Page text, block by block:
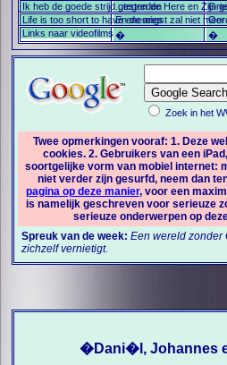
Ik heb de goede strijd gestreden...tegen de Here en Zijn
Life is too short to have enemies
En de angst zal niet
Links naar videofilms � �
Zoek in het
Twee opmerkingen vooraf: 1. Deze
cookies. 2. Gebruikers van een
soortgelijke vorm van mobiel internet:
niet verder zijn gesurfd, neem dan
pagina op deze manier, voor een
is namelijk geschreven voor serieuze
serieuze onderwerpen op
Spreuk van de week: Een wereld zonder
zichzelf vernietigt.
�Dani�l, Johannes